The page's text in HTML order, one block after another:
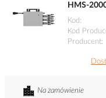
HMS-
Kod
Kod
Producent
Na zamówienie